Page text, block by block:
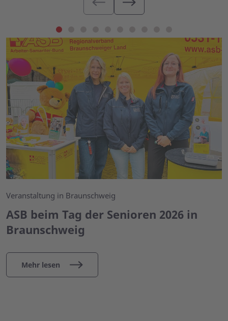
Veranstaltung in Braunschweig
ASB beim Tag der Senioren 2026 in
Braunschweig
Mehr lesen